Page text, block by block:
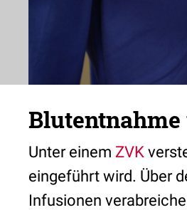
Blutentnahme
Unter einem ZVK
eingeführt wird. Über
Infusionen